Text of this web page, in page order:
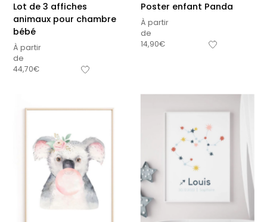
Lot de 3 affiches
animaux pour chambre
bébé
À partir
de
44,70€
Poster enfant Panda
À partir
de
14,90€